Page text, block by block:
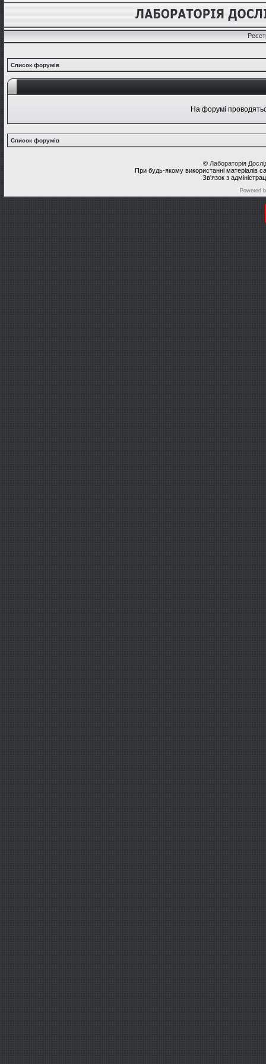
Список форумів
На форумі
Список форумів
© Лабораторія
При будь-якому використанні матеріалів
Зв'язок з
Powered